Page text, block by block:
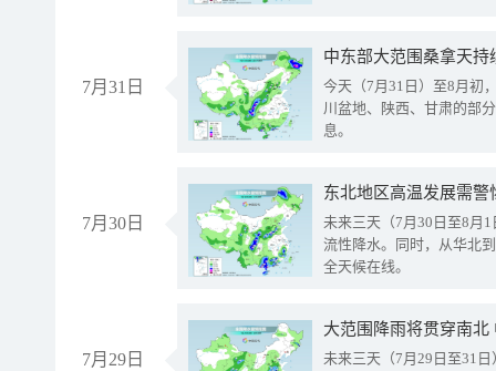
7月31日
中东部大范围桑拿天
今天（7月31日）至8月初
川盆地、陕西、甘肃的部
息。
7月30日
东北地区高温发展需
未来三天（7月30日至8月
流性降水。同时，从华北
全天候在线。
7月29日
大范围降雨将贯穿南
未来三天（7月29日至31